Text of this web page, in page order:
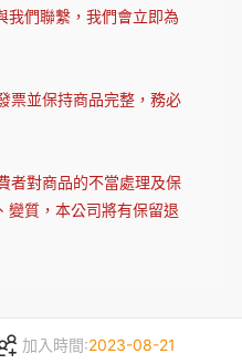
我們聯繫，我們會立即為
票並保持商品完整，務必
者對商品的不當處理及保
變質，本公司將有保留退
加入時間:2023-08-21